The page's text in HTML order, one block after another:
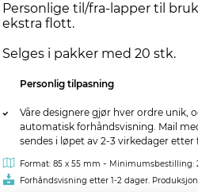
Personlige til/fra-lapper til
ekstra flott.
Selges i pakker med 20 stk.
Personlig tilpasning
Våre designere gjør hver ordre unik,
automatisk forhåndsvisning. Mail
sendes i løpet av 2-3 virkedager
Format: 85 x 55 mm - Minimumsbestilling:
Forhåndsvisning etter 1-2 dager.